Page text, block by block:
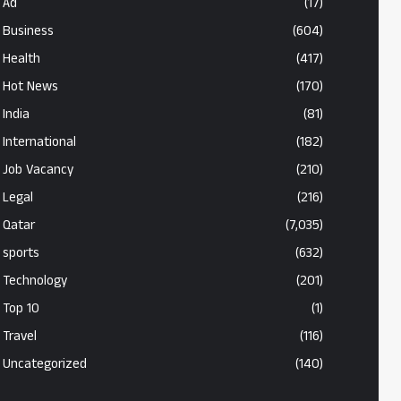
Business
(604)
Health
(417)
Hot News
(170)
India
(81)
International
(182)
Job Vacancy
(210)
Legal
(216)
Qatar
(7,035)
sports
(632)
Technology
(201)
Top 10
(1)
Travel
(116)
Uncategorized
(140)